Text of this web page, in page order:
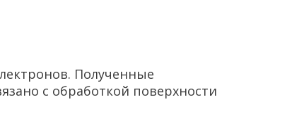
Полученные
с обработкой поверхности